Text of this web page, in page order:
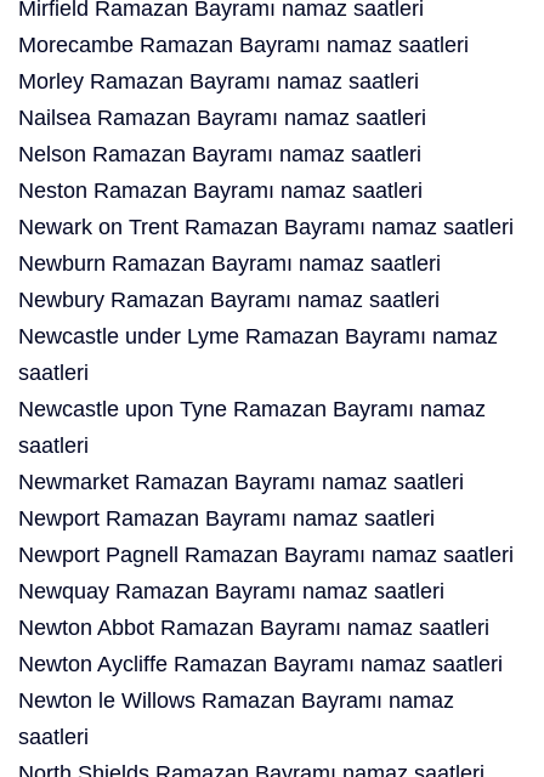
Mirfield Ramazan Bayramı namaz saatleri
Morecambe Ramazan Bayramı namaz saatleri
Morley Ramazan Bayramı namaz saatleri
Nailsea Ramazan Bayramı namaz saatleri
Nelson Ramazan Bayramı namaz saatleri
Neston Ramazan Bayramı namaz saatleri
Newark on Trent Ramazan Bayramı namaz saatleri
Newburn Ramazan Bayramı namaz saatleri
Newbury Ramazan Bayramı namaz saatleri
Newcastle under Lyme Ramazan Bayramı namaz
saatleri
Newcastle upon Tyne Ramazan Bayramı namaz
saatleri
Newmarket Ramazan Bayramı namaz saatleri
Newport Ramazan Bayramı namaz saatleri
Newport Pagnell Ramazan Bayramı namaz saatleri
Newquay Ramazan Bayramı namaz saatleri
Newton Abbot Ramazan Bayramı namaz saatleri
Newton Aycliffe Ramazan Bayramı namaz saatleri
Newton le Willows Ramazan Bayramı namaz
saatleri